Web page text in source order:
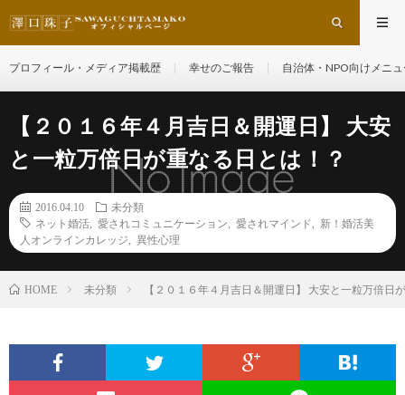
プロフィール・メディア掲載歴 幸せのご報告 自治体・NPO向けメニ
【２０１６年４月吉日＆開運日】 大安
と一粒万倍日が重なる日とは！？
2016.04.10
未分類
ネット婚活
愛されコミュニケーション 愛されマインド
新！婚活美
人オンラインカレッジ
異性心理
HOME 未分類 【２０１６年４月吉日＆開運日】 大安と一粒万倍日